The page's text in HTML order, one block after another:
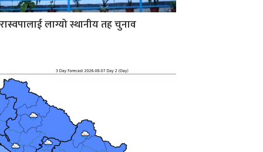
रास्वपालाई लाग्यो स्थानीय तह चुनाव